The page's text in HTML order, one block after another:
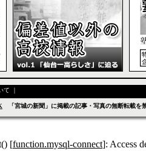
て ｜
「宮城の新聞」に掲載の記事・写真の無断転載
[function.mysql-connect]: Access